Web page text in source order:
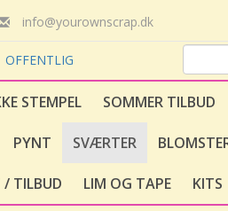
info@yourownscrap.dk
OFFENTLIG
STEMPEL SOMMER TILBUD
PYNT SVÆRTER
/ TILBUD LIM OG TAPE KITS